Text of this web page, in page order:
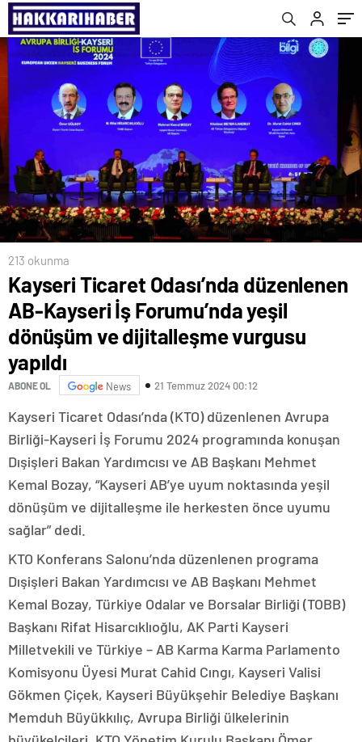
dijitalleşme vurgusu yapıldı
213 okunma
Kayseri Ticaret Odası’nda düzenlenen
AB-Kayseri İş Forumu’nda yeşil
dönüşüm ve dijitalleşme vurgusu
yapıldı
ABONE OL News 21 Temmuz 2024 00:12
Kayseri Ticaret Odası’nda (KTO) düzenlenen Avrupa
Birliği-Kayseri İş Forumu 2024 programında konuşan
Dışişleri Bakan Yardımcısı ve AB Başkanı Mehmet
Kemal Bozay, “Kayseri AB’ye uyum noktasında yeşil
dönüşüm ve dijitalleşme ile herkesten önce uyumu
sağlar” dedi.
KTO Konferans Salonu’nda düzenlenen programa
Dışişleri Bakan Yardımcısı ve AB Başkanı Mehmet
Kemal Bozay, Türkiye Odalar ve Borsalar Birliği (TOBB)
Başkanı Rifat Hisarcıklıoğlu, AK Parti Kayseri
Milletvekili ve Türkiye – AB Karma Karma Parlamento
Komisyonu Üyesi Murat Cahid Cıngı, Kayseri Valisi
Gökmen Çiçek, Kayseri Büyükşehir Belediye Başkanı
Memduh Büyükkılıç, Avrupa Birliği ülkelerinin